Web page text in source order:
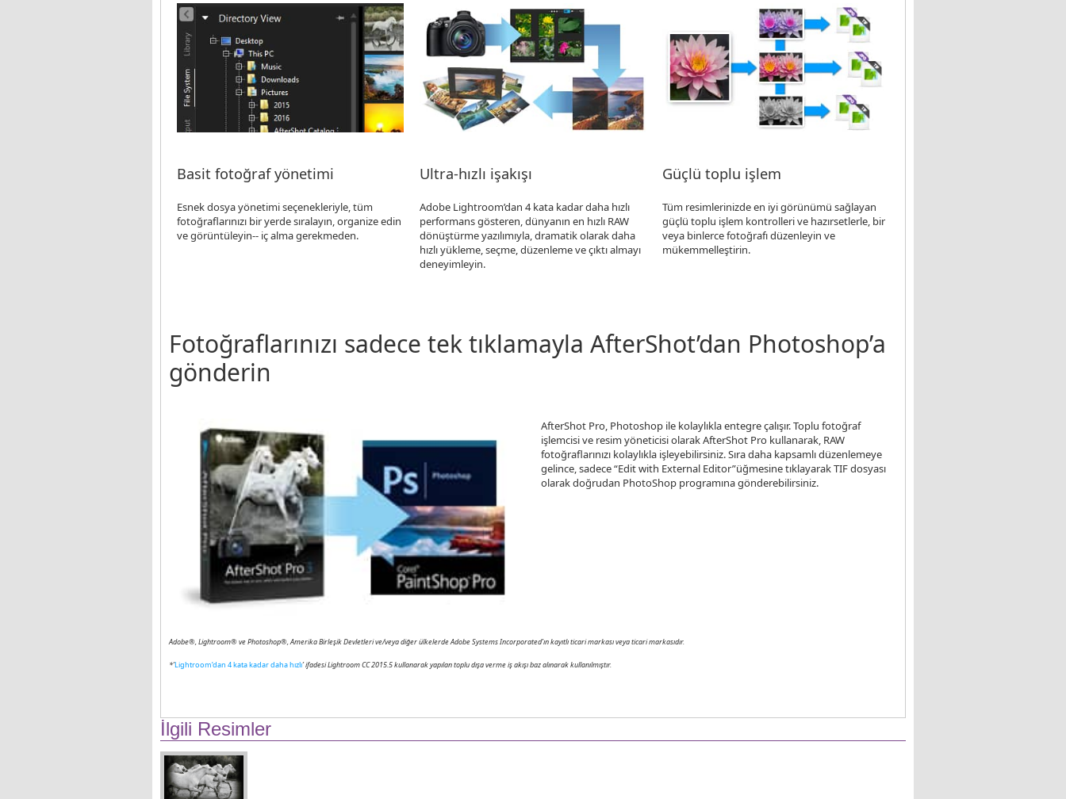
Basit fotoğraf yönetimi
Esnek dosya yönetimi seçenekleriyle, tüm
fotoğraflarınızı bir yerde sıralayın, organize edin
ve görüntüleyin-- iç alma gerekmeden.
Ultra-hızlı işakışı
Adobe Lightroom’dan 4 kata kadar daha hızlı
performans gösteren, dünyanın en hızlı RAW
dönüştürme yazılımıyla, dramatik olarak daha
hızlı yükleme, seçme, düzenleme ve çıktı almayı
deneyimleyin.
Güçlü toplu işlem
Tüm resimlerinizde en iyi görünümü sağlayan
güçlü toplu işlem kontrolleri ve hazırsetlerle, bir
veya binlerce fotoğrafı düzenleyin ve
mükemmelleştirin.
Fotoğraflarınızı sadece tek tıklamayla AfterShot’dan Photoshop’a
gönderin
AfterShot Pro, Photoshop ile kolaylıkla entegre çalışır. Toplu fotoğraf
işlemcisi ve resim yöneticisi olarak AfterShot Pro kullanarak, RAW
fotoğraflarınızı kolaylıkla işleyebilirsiniz. Sıra daha kapsamlı düzenlemeye
gelince, sadece “Edit with External Editor”üğmesine tıklayarak TIF dosyası
olarak doğrudan PhotoShop programına gönderebilirsiniz.
Adobe®, Lightroom® ve Photoshop®, Amerika Birleşik Devletleri ve/veya diğer ülkelerde Adobe Systems Incorporated’ın kayıtlı ticari markası veya ticari markasıdır.
*’Lightroom’dan 4 kata kadar daha hızlı’ ifadesi Lightroom CC 2015.5 kullanarak yapılan toplu dışa verme iş akışı baz alınarak kullanılmıştır.
İlgili Resimler